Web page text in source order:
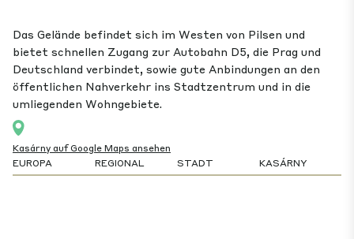
Das Gelände befindet sich im Westen von Pilsen und
bietet schnellen Zugang zur Autobahn D5, die Prag und
Deutschland verbindet, sowie gute Anbindungen an den
öffentlichen Nahverkehr ins Stadtzentrum und in die
umliegenden Wohngebiete.
Kasárny auf Google Maps ansehen
EUROPA
REGIONAL STADT KASÁRNY